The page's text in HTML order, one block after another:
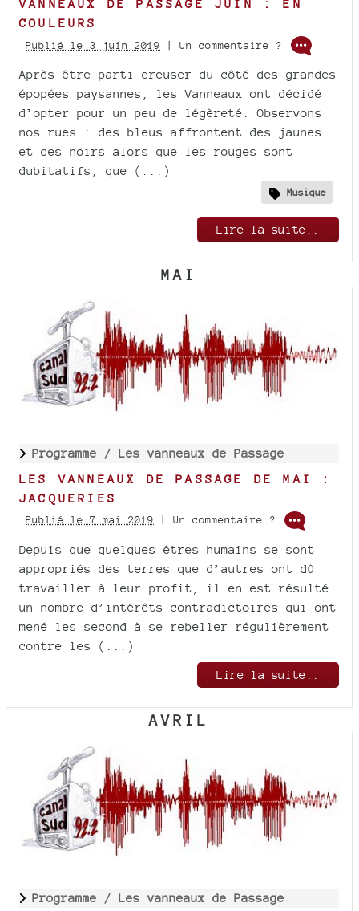
VANNEAUX DE PASSAGE JUIN : EN
COULEURS
Publié le 3 juin 2019 | Un commentaire ?
Après être parti creuser du côté des grandes
épopées paysannes, les Vanneaux ont décidé
d’opter pour un peu de légèreté. Observons
nos rues : des bleus affrontent des jaunes
et des noirs alors que les rouges sont
dubitatifs, que (...)
Musique
Lire la suite..
MAI
Programme / Les vanneaux de Passage
LES VANNEAUX DE PASSAGE DE MAI :
JACQUERIES
Publié le 7 mai 2019 | Un commentaire ?
Depuis que quelques êtres humains se sont
appropriés des terres que d’autres ont dû
travailler à leur profit, il en est résulté
un nombre d’intérêts contradictoires qui ont
mené les second à se rebeller régulièrement
contre les (...)
Lire la suite..
AVRIL
Programme / Les vanneaux de Passage